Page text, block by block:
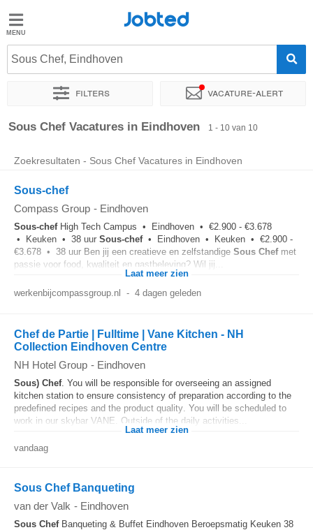
Jobted
Vacatures
Salarissen
Jobted
Sous Chef, Eindhoven
Filters Vacature-alert
Sorteer op Exacte locatie Bedrijf Soort dienstverband
Sous Chef Vacatures in Eindhoven 1 - 10 van 10
Zoekresultaten - Sous Chef Vacatures in Eindhoven
Sous-chef
Compass Group - Eindhoven
Sous-chefHigh Tech Campus • Eindhoven • €2.900 - €3.678
• Keuken • 38 uur Sous-chef• Eindhoven • Keuken • €2.900 -
€3.678 • 38 uur Ben jij een creatieve en zelfstandige Sous Chefmet
passie voor food, kwaliteit en gastbeleving? Wil jij...
Laat meer zien
werkenbijcompassgroup.nl - 4 dagen geleden
Chef de Partie | Fulltime | Vane Kitchen - NH
Collection Eindhoven Centre
NH Hotel Group - Eindhoven
Sous) Chef. You will be responsible for overseeing an assigned
kitchen station to ensure consistency of preparation according to the
predefined recipes and the product quality. You will be scheduled to
work in our skybar VANE. Outside of the daily activities...
Laat meer zien
vandaag
Sous Chef Banqueting
van der Valk - Eindhoven
Sous ChefBanqueting & Buffet Eindhoven Beroepsmatig Keuken 38